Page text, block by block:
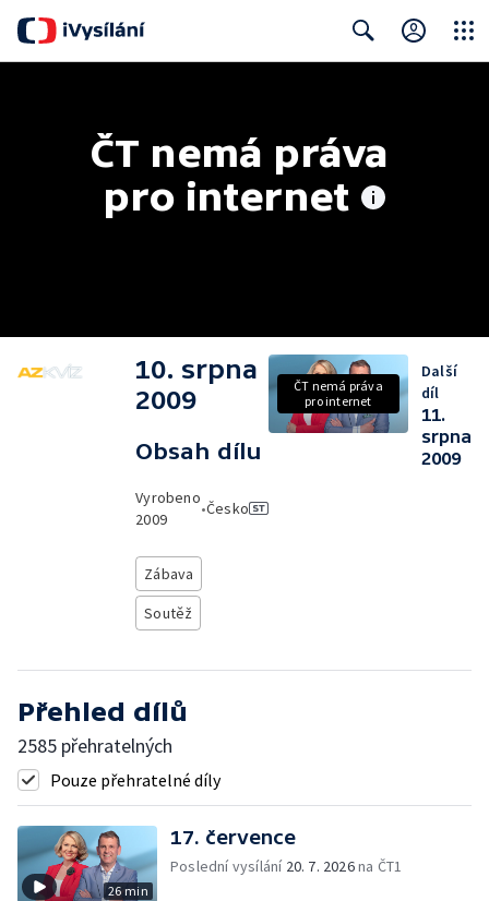
ČT nemá práva
pro internet
10. srpna
2009
Obsah dílu
Vyrobeno
2009
•Česko
Zábava
Soutěž
ČT nemá práva
pro internet
Další
díl
11.
srpna
2009
Přehled dílů
2585 přehratelných
Pouze přehratelné díly
26 min
17. července
Poslední vysílání 20. 7. 2026na ČT1